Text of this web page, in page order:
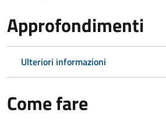
Approfondimenti
Ulteriori informazioni
Come fare